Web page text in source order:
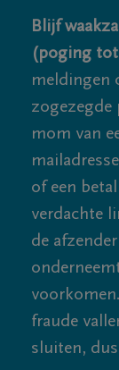
Blijf
(poging
meldingen
zogezegde
mom van
of een
verdachte
de
fraude
sluiten,